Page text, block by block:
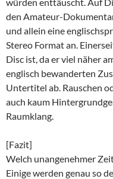
den Amateur-
und allein eine
Stereo Format an.
Disc ist, da er viel näher
englisch bewanderten
Untertitel ab. Rauschen
auch kaum
Raumklang.
[Fazit]
Welch unangenehmer
Einige werden genau so